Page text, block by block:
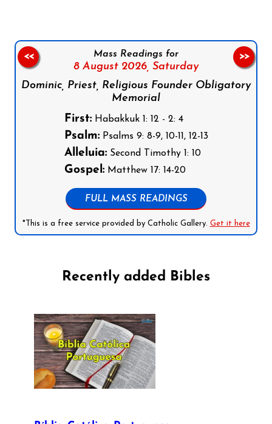
Mass Readings for
8 August 2026, Saturday
Dominic, Priest, Religious Founder Obligatory
Memorial
First:Habakkuk 1: 12 - 2: 4
Psalm:Psalms 9: 8-9, 10-11, 12-13
Alleluia:Second Timothy 1: 10
Gospel:Matthew 17: 14-20
FULL MASS READINGS
*This is a free service provided by Catholic Gallery. Get it here
<< >>
Recently added Bibles